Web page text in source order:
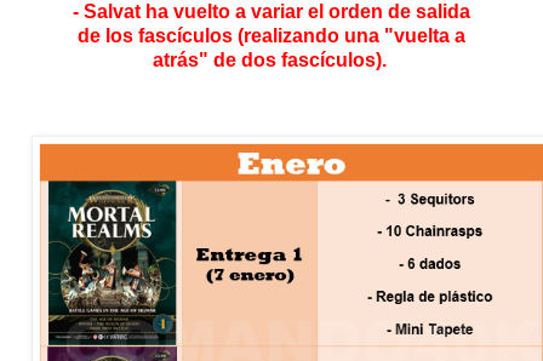
- Salvat ha vuelto a variar el orden de salida
de los fascículos (realizando una "vuelta a
atrás" de dos fascículos).